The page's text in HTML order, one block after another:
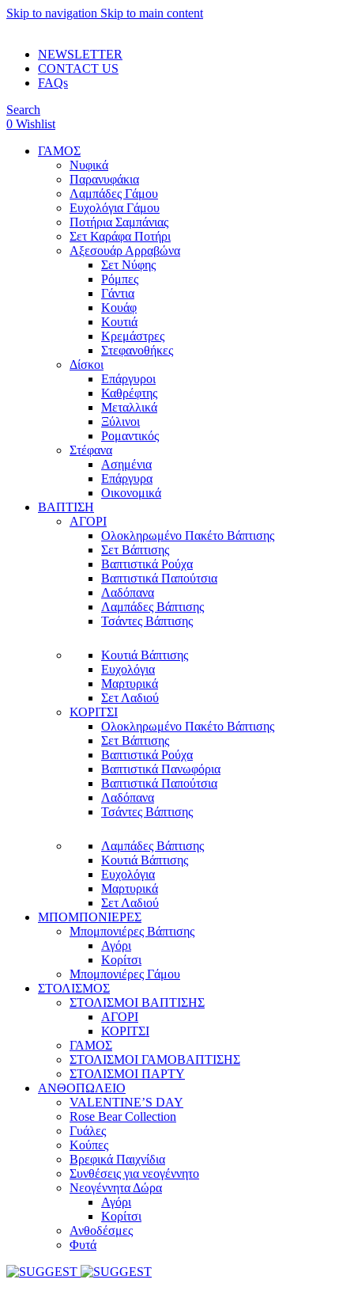
Skip to navigation Skip to main content
NEWSLETTER
CONTACT US
FAQs
Search
0 Wishlist
ΓΑΜΟΣ
Νυφικά
Παρανυφάκια
Λαμπάδες Γάμου
Ευχολόγια Γάμου
Ποτήρια Σαμπάνιας
Σετ Καράφα Ποτήρι
Αξεσουάρ Αρραβώνα
Σετ Νύφης
Ρόμπες
Γάντια
Κουάφ
Κουτιά
Κρεμάστρες
Στεφανοθήκες
Δίσκοι
Επάργυροι
Καθρέφτης
Μεταλλικά
Ξύλινοι
Ρομαντικός
Στέφανα
Ασημένια
Επάργυρα
Οικονομικά
ΒΑΠΤΙΣΗ
ΑΓΟΡΙ
Ολοκληρωμένο Πακέτο Βάπτισης
Σετ Βάπτισης
Βαπτιστικά Ρούχα
Βαπτιστικά Παπούτσια
Λαδόπανα
Λαμπάδες Βάπτισης
Τσάντες Βάπτισης
Κουτιά Βάπτισης
Ευχολόγια
Μαρτυρικά
Σετ Λαδιού
ΚΟΡΙΤΣΙ
Ολοκληρωμένο Πακέτο Βάπτισης
Σετ Βάπτισης
Βαπτιστικά Ρούχα
Βαπτιστικά Πανωφόρια
Βαπτιστικά Παπούτσια
Λαδόπανα
Τσάντες Βάπτισης
Λαμπάδες Βάπτισης
Κουτιά Βάπτισης
Ευχολόγια
Μαρτυρικά
Σετ Λαδιού
ΜΠΟΜΠΟΝΙΕΡΕΣ
Μπομπονιέρες Βάπτισης
Αγόρι
Κορίτσι
Μπομπονιέρες Γάμου
ΣΤΟΛΙΣΜΟΣ
ΣΤΟΛΙΣΜΟΙ ΒΑΠΤΙΣΗΣ
ΑΓΟΡΙ
ΚΟΡΙΤΣΙ
ΓΑΜΟΣ
ΣΤΟΛΙΣΜΟΙ ΓΑΜΟΒΑΠΤΙΣΗΣ
ΣΤΟΛΙΣΜΟΙ ΠΑΡΤΥ
ΑΝΘΟΠΩΛΕΙΟ
VALENTINE’S DAY
Rose Bear Collection
Γυάλες
Κούπες
Βρεφικά Παιχνίδια
Συνθέσεις για νεογέννητο
Νεογέννητα Δώρα
Αγόρι
Κορίτσι
Ανθοδέσμες
Φυτά